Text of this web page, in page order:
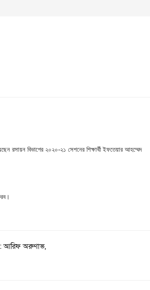
রসায়ন বিভাগের ২০২০-২১ সেশনের শিক্ষার্থী ইফতেয়ার আহম্মেদ
আরিফ অরুণাভ,